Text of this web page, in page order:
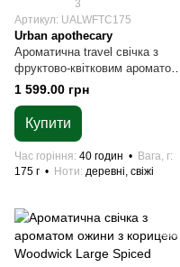
3
Артикул: UALWFTC175
Urban apothecary
Ароматична travel свічка з
фруктово-квітковим ароматом і
деревними нотами Urban
apothecary Fig Tree 175 г
1 599.00 грн
Купити
Час горіння 40 годин
Вага, г
175 г
Ноти деревні, свіжі